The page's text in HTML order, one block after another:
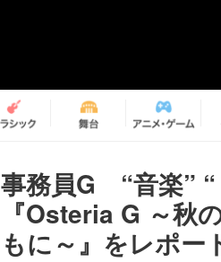
事務員G “音楽” “
『Osteria G ～秋
もに～』をレポー